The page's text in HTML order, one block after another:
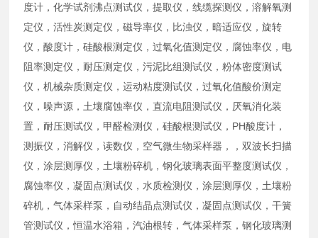
度计，化学试剂沸点测试仪，提取仪，线缆探测仪，溶解氧测
定仪，活性炭测定仪，磁导率仪，比浊仪，暗适应仪，旋转
仪，酸度计，硅酸根测定仪，过氧化值测定仪，腐蚀率仪，电
阻率测定仪，耐压测定仪，污泥比组测试仪，粉体密度测试
仪，机械杂质测定仪，运动粘度测试仪，过氧化值酸价测定
仪，噪声源，土壤腐蚀率仪，直流电阻测试仪，厌氧消化装
置，耐压测试仪，甲醛检测仪，硅酸根测试仪，PH酸度计，
测振仪，消解仪，读数仪，空气微生物采样器，，双波长扫描
仪，涂层测厚仪，土壤粉碎机，钢化玻璃表面平整度测试仪，
腐蚀率仪，凝固点测试仪，水质检测仪，涂层测厚仪，土壤粉
碎机，气体采样泵，自动结晶点测试仪，凝固点测试仪，干簧
管测试仪，恒温水浴箱，汽油根转，气体采样泵，钢化玻璃测